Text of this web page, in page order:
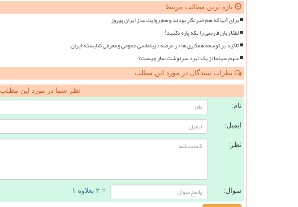
تازه ترین مطالب مرتبط
برای آنها که هم خبرنگار بودند و هم روایت ساز ایران پیروز
لطفا زبان فارسی را تکه پاره نکنید!
تاکید بر توسعه همکاری ها در عرصه دیپلماسی عمومی و معرفی شایسته ایران
سهم سینما از یک نبرد سرنوشت ساز چیست؟
نظرات بینندگان در مورد این مطلب
نظر شما در مورد این مطلب
نام:
ایمیل:
نظر:
سوال: = ۲ بعلاوه ۱